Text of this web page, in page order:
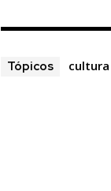
Tópicos cultura